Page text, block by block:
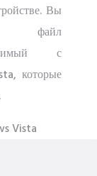
Вы
файл
с
которые
Vista